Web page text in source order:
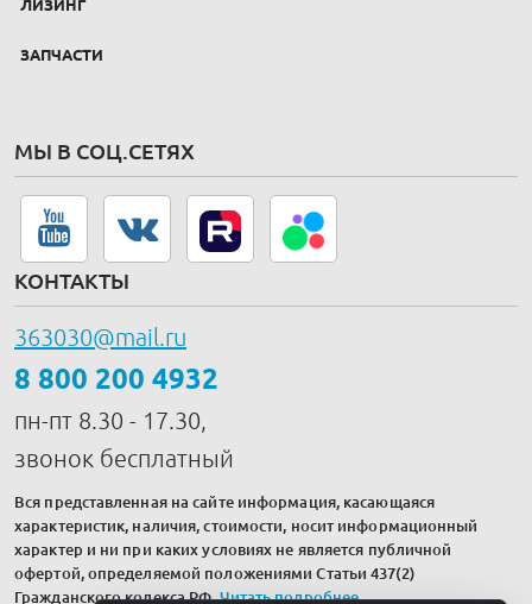
ЛИЗИНГ
ЗАПЧАСТИ
МЫ В СОЦ.СЕТЯХ
КОНТАКТЫ
363030@mail.ru
8 800 200 4932
пн-пт 8.30 - 17.30,
звонок бесплатный
Вся представленная на сайте информация, касающаяся
характеристик, наличия, стоимости, носит информационный
характер и ни при каких условиях не является публичной
офертой, определяемой положениями Статьи 437(2)
Гражданского кодекса РФ.Читать подробнее.